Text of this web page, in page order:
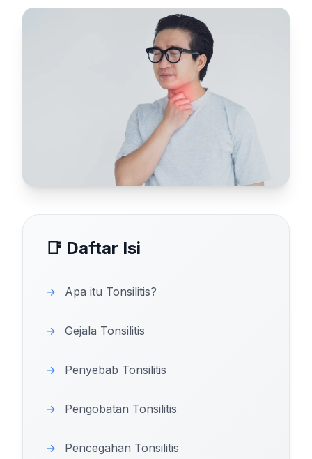
📑 Daftar Isi
→ Apa itu Tonsilitis?
→ Gejala Tonsilitis
→ Penyebab Tonsilitis
→ Pengobatan Tonsilitis
→ Pencegahan Tonsilitis